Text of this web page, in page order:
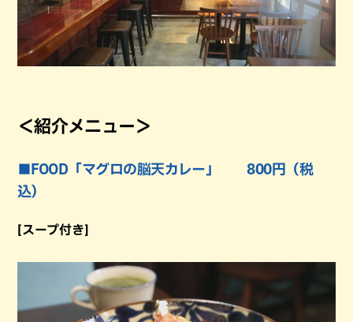
＜紹介メニュー＞
■FOOD「マグロの脳天カレー」 800円（税
込）
[スープ付き]